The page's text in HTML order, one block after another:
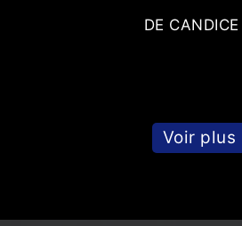
DE
Voir plus